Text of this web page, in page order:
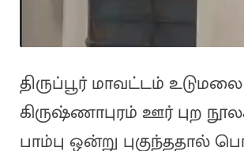
திருப்பூர் மாவட்டம்
கிருஷ்ணாபுரம் ஊர் புற
பாம்பு ஒன்று புகுந்ததால்